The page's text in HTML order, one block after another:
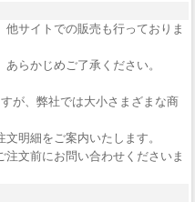
サイトでの販売も行っておりま
らかじめご了承ください。
が、弊社では大小さまざまな商
明細をご案内いたします。
文前にお問い合わせくださいま